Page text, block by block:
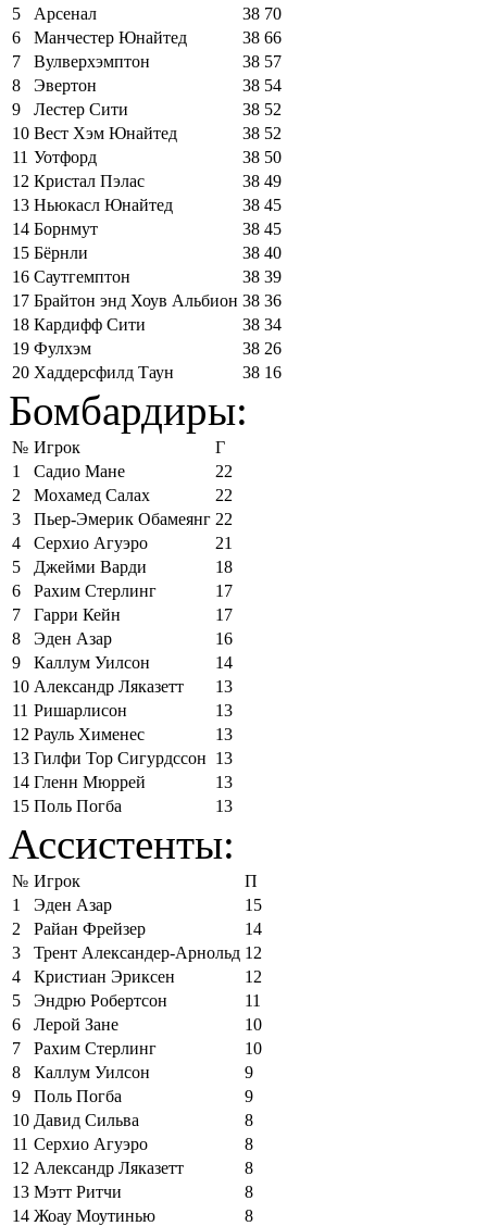
5
Арсенал 38 70
6
Манчестер Юнайтед 38 66
7
Вулверхэмптон 38 57
8
Эвертон 38 54
9
Лестер Сити 38 52
10 Вест Хэм Юнайтед 38 52
11 Уотфорд 38 50
12 Кристал Пэлас 38 49
13 Ньюкасл Юнайтед 38 45
14 Борнмут 38 45
15 Бёрнли 38 40
16 Саутгемптон 38 39
17 Брайтон энд Хоув Альбион 38 36
18 Кардифф Сити 38 34
19 Фулхэм 38 26
20 Хаддерсфилд Таун 38 16
Бомбардиры:
№ Игрок
Г
1
Садио Мане
22
2
Мохамед Салах
22
3
Пьер-Эмерик Обамеянг 22
4
Серхио Агуэро
21
5
Джейми Варди
18
6
Рахим Стерлинг
17
7
Гарри Кейн
17
8
Эден Азар
16
9
Каллум Уилсон
14
10 Александр Ляказетт
13
11 Ришарлисон
13
12 Рауль Хименес
13
13 Гилфи Тор Сигурдссон 13
14 Гленн Мюррей
13
15 Поль Погба 13
Ассистенты:
№ Игрок
П
1
Эден Азар
15
2
Райан Фрейзер
14
3
Трент Александер-Арнольд 12
4
Кристиан Эриксен
12
5
Эндрю Робертсон
11
6
Лерой Зане
10
7
Рахим Стерлинг
10
8
Каллум Уилсон
9
9
Поль Погба
9
10 Давид Сильва
8
11 Серхио Агуэро
8
12 Александр Ляказетт
8
13 Мэтт Ритчи
8
14 Жоау Моутинью
8